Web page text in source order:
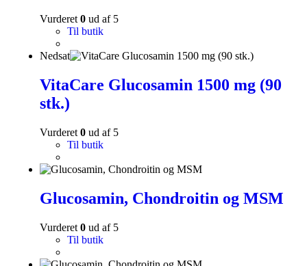
Vurderet 0 ud af 5
Til butik
Nedsat
VitaCare Glucosamin 1500 mg (90
stk.)
Vurderet 0 ud af 5
Til butik
Glucosamin, Chondroitin og MSM
Vurderet 0 ud af 5
Til butik